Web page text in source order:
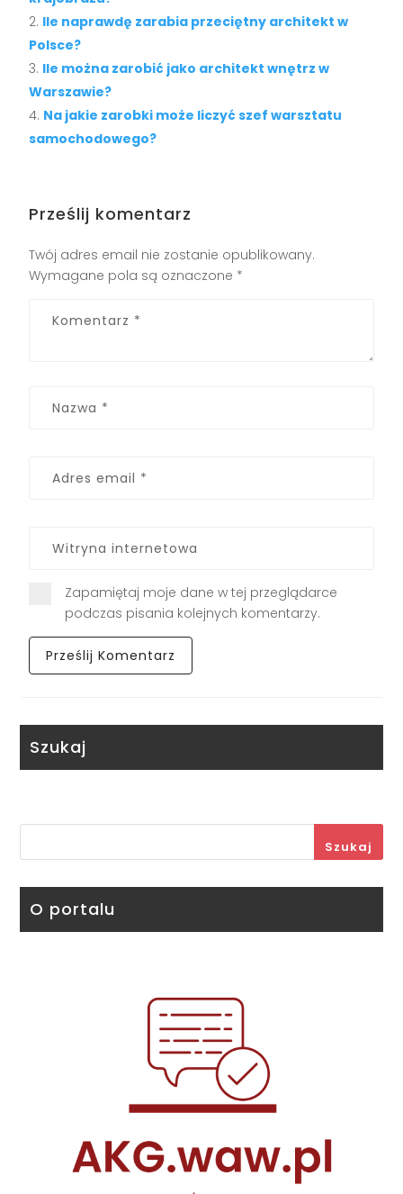
Ile naprawdę zarabia przeciętny architekt w
Polsce?
Ile można zarobić jako architekt wnętrz w
Warszawie?
Na jakie zarobki może liczyć szef warsztatu
samochodowego?
Prześlij komentarz
Twój adres email nie zostanie opublikowany.
Wymagane pola są oznaczone *
Zapamiętaj moje dane w tej przeglądarce
podczas pisania kolejnych komentarzy.
Szukaj
Szukaj
O portalu